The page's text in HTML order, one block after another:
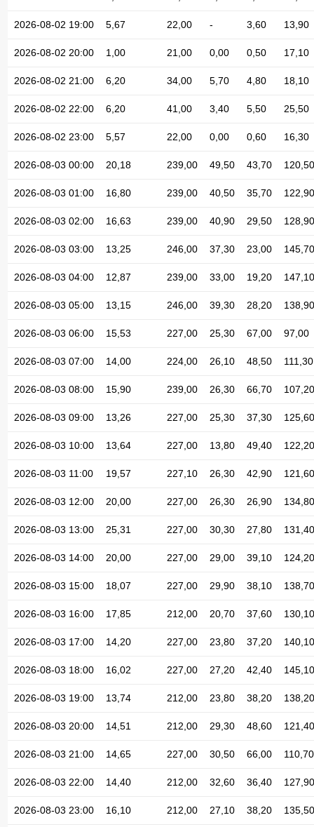
2026-08-02 19:00 5,67 22,00 - 3,60 13,90
2026-08-02 20:00 1,00 21,00 0,00 0,50 17,10
2026-08-02 21:00 6,20 34,00 5,70 4,80 18,10
2026-08-02 22:00 6,20 41,00 3,40 5,50 25,50
2026-08-02 23:00 5,57 22,00 0,00 0,60 16,30
2026-08-03 00:00 20,18 239,00 49,50 43,70 120,50
2026-08-03 01:00 16,80 239,00 40,50 35,70 122,90
2026-08-03 02:00 16,63 239,00 40,90 29,50 128,90
2026-08-03 03:00 13,25 246,00 37,30 23,00 145,70
2026-08-03 04:00 12,87 239,00 33,00 19,20 147,10
2026-08-03 05:00 13,15 246,00 39,30 28,20 138,90
2026-08-03 06:00 15,53 227,00 25,30 67,00 97,00
2026-08-03 07:00 14,00 224,00 26,10 48,50 111,30
2026-08-03 08:00 15,90 239,00 26,30 66,70 107,20
2026-08-03 09:00 13,26 227,00 25,30 37,30 125,60
2026-08-03 10:00 13,64 227,00 13,80 49,40 122,20
2026-08-03 11:00 19,57 227,10 26,30 42,90 121,60
2026-08-03 12:00 20,00 227,00 26,30 26,90 134,80
2026-08-03 13:00 25,31 227,00 30,30 27,80 131,40
2026-08-03 14:00 20,00 227,00 29,00 39,10 124,20
2026-08-03 15:00 18,07 227,00 29,90 38,10 138,70
2026-08-03 16:00 17,85 212,00 20,70 37,60 130,10
2026-08-03 17:00 14,20 227,00 23,80 37,20 140,10
2026-08-03 18:00 16,02 227,00 27,20 42,40 145,10
2026-08-03 19:00 13,74 212,00 23,80 38,20 138,20
2026-08-03 20:00 14,51 212,00 29,30 48,60 121,40
2026-08-03 21:00 14,65 227,00 30,50 66,00 110,70
2026-08-03 22:00 14,40 212,00 32,60 36,40 127,90
2026-08-03 23:00 16,10 212,00 27,10 38,20 135,50